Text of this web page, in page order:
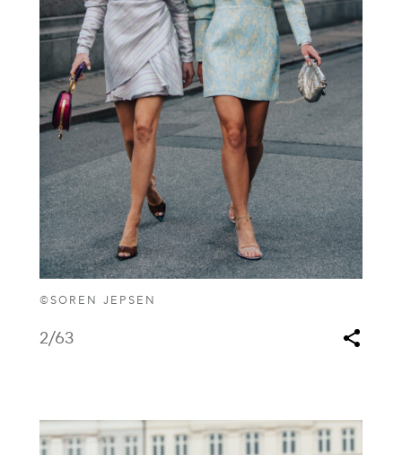
©SOREN JEPSEN
2/63